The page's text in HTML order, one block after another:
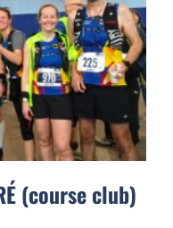
(course club)